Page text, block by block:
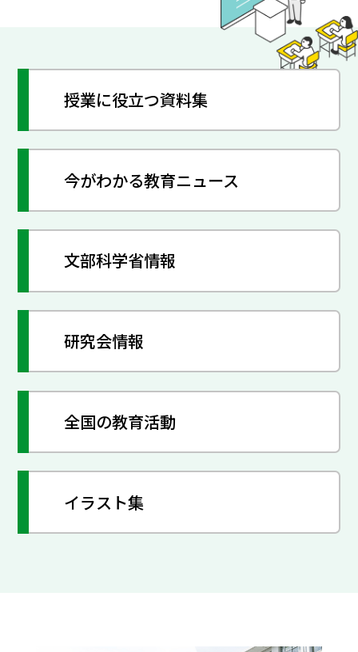
授業に役立つ資料集
今がわかる教育ニュース
文部科学省情報
研究会情報
全国の教育活動
イラスト集